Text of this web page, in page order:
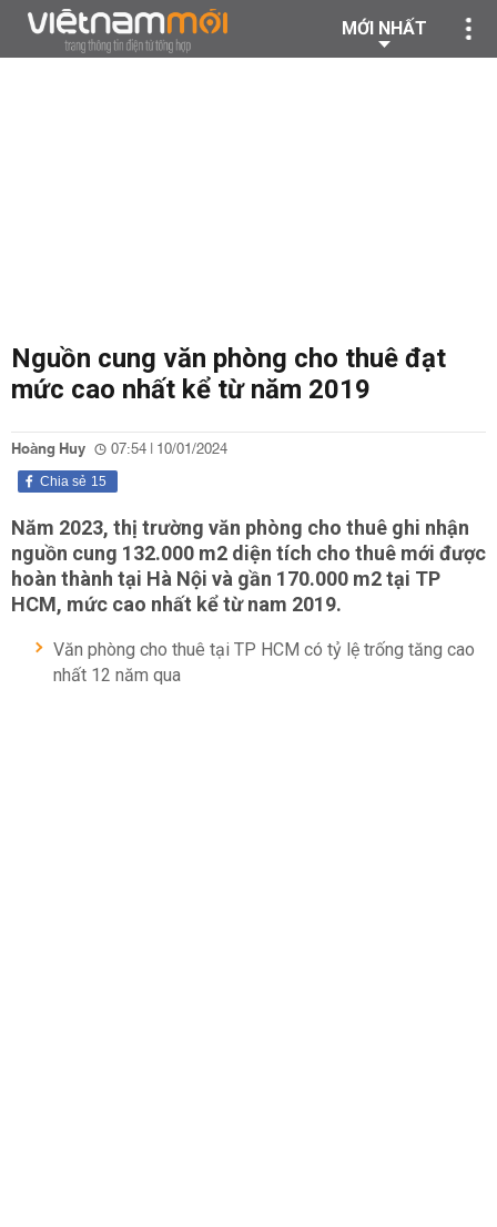
MỚI NHẤT
Nguồn cung văn phòng cho thuê đạt
mức cao nhất kể từ năm 2019
Hoàng Huy 07:54 | 10/01/2024
15
Chia sẻ
Năm 2023, thị trường văn phòng cho thuê ghi nhận
nguồn cung 132.000 m2 diện tích cho thuê mới được
hoàn thành tại Hà Nội và gần 170.000 m2 tại TP
HCM, mức cao nhất kể từ nam 2019.
Văn phòng cho thuê tại TP HCM có tỷ lệ trống tăng cao
nhất 12 năm qua